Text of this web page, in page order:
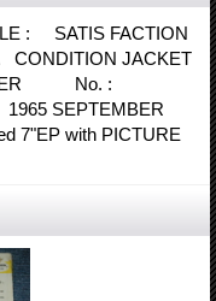
: SATIS FACTION
JACKET
No. :
SEPTEMBER
7"EP with PICTURE